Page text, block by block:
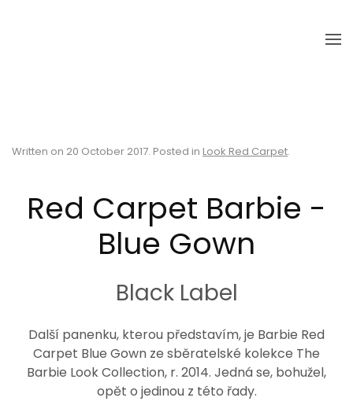
Written on 20 October 2017. Posted in Look Red Carpet.
Red Carpet Barbie -
Blue Gown
Black Label
Další panenku, kterou představím, je Barbie Red
Carpet Blue Gown ze sběratelské kolekce The
Barbie Look Collection, r. 2014. Jedná se, bohužel,
opět o jedinou z této řady.